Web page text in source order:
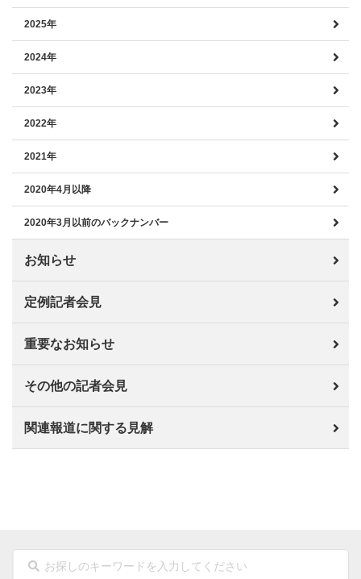
2025年
2024年
2023年
2022年
2021年
2020年4月以降
2020年3月以前のバックナンバー
お知らせ
定例記者会見
重要なお知らせ
その他の記者会見
関連報道に関する見解